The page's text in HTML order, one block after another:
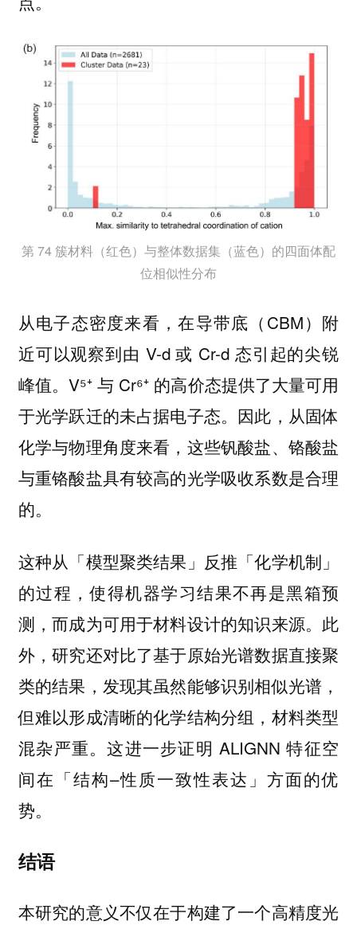
第 74 簇材料（红色）与整体数据集（蓝色）的四面体配
位相似性分布
从电子态密度来看，在导带底（CBM）附
近可以观察到由 V-d 或 Cr-d 态引起的尖锐
峰值。V⁵⁺ 与 Cr⁶⁺ 的高价态提供了大量可用
于光学跃迁的未占据电子态。因此，从固体
化学与物理角度来看，这些钒酸盐、铬酸盐
与重铬酸盐具有较高的光学吸收系数是合理
的。
这种从「模型聚类结果」反推「化学机制」
的过程，使得机器学习结果不再是黑箱预
测，而成为可用于材料设计的知识来源。此
外，研究还对比了基于原始光谱数据直接聚
类的结果，发现其虽然能够识别相似光谱，
但难以形成清晰的化学结构分组，材料类型
混杂严重。这进一步证明 ALIGNN 特征空
间在「结构–性质一致性表达」方面的优
势。
结语
本研究的意义不仅在于构建了一个高精度光